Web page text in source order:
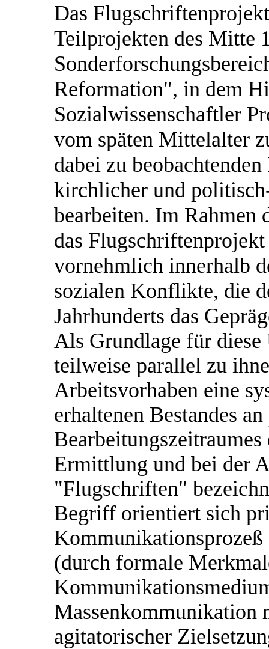
Das
Teilprojekten des Mitte
Reformation", in dem
Sozialwissenschaftler
vom späten Mittelalter
dabei zu
kirchlicher und
bearbeiten. Im Rahmen
das
vornehmlich innerhalb
sozialen Konflikte, die
Jahrhunderts das
Als Grundlage für diese
teilweise parallel zu
Arbeitsvorhaben eine
erhaltenen Bestandes
Ermittlung und bei der
"Flugschriften"
Begriff orientiert sich
(durch formale
Massenkommunikation
agitatorischer